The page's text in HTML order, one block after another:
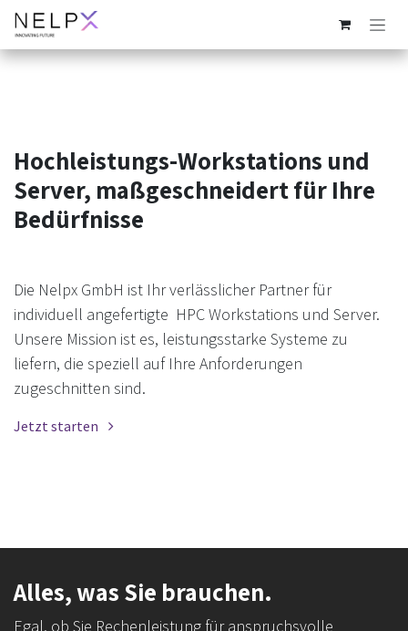
Zum Inhalt springen
Hochleistungs-Workstations und
Server, maßgeschneidert für Ihre
Bedürfnisse
Die Nelpx GmbH ist Ihr verlässlicher Partner für
individuell angefertigte HPC Workstations und Server.
Unsere Mission ist es, leistungsstarke Systeme zu
liefern, die speziell auf Ihre Anforderungen
zugeschnitten sind.
Jetzt starten
Alles, was Sie brauchen.
Egal, ob Sie Rechenleistung für anspruchsvolle